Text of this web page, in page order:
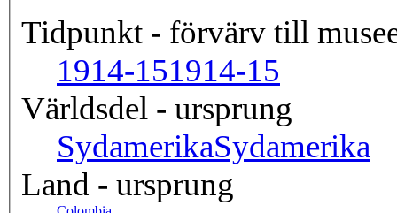
Tidpunkt - förvärv till
1914-151914-15
Världsdel - ursprung
SydamerikaSydamerika
Land - ursprung